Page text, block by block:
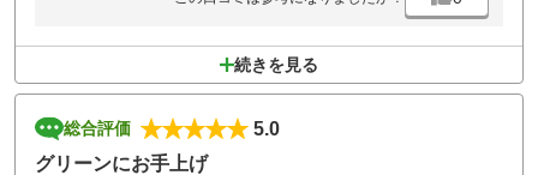
続きを見る
総合評価
5.0
グリーンにお手上げ